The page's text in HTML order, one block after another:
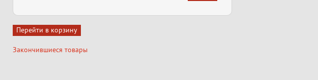
Закончившиеся товары